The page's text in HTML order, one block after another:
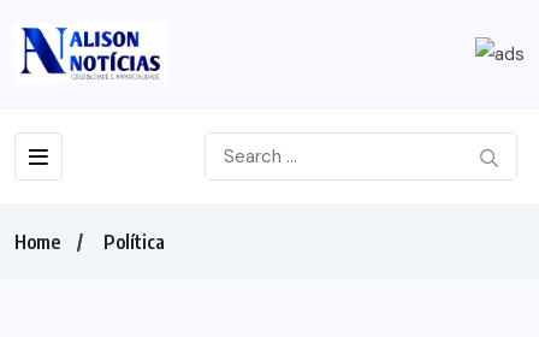
Home Política